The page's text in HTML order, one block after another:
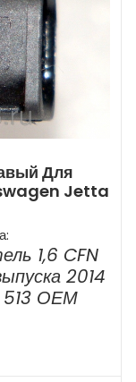
Для
Jetta
1,6 CFN
2014
513 ОЕМ